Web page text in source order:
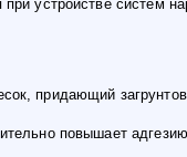
при устройстве систем
придающий
повышает